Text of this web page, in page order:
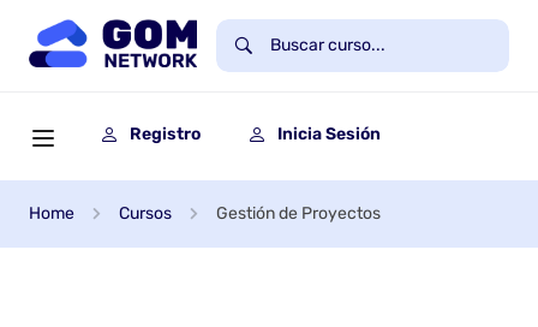
Registro Inicia Sesión
Home Cursos Gestión de Proyectos